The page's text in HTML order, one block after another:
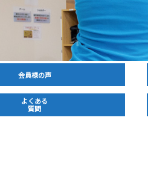
会員様の声
よくある
質問